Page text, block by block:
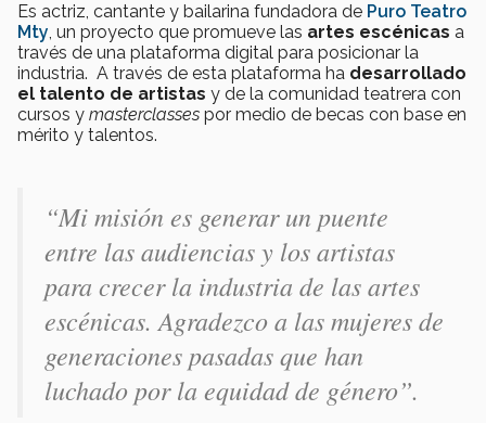
Es actriz, cantante y bailarina fundadora de Puro Teatro
Mty, un proyecto que promueve las artes escénicas a
través de una plataforma digital para posicionar la
industria. A través de esta plataforma ha desarrollado
el talento de artistas y de la comunidad teatrera con
cursos y masterclasses por medio de becas con base en
mérito y talentos.
“Mi misión es generar un puente
entre las audiencias y los artistas
para crecer la industria de las artes
escénicas. Agradezco a las mujeres de
generaciones pasadas que han
luchado por la equidad de género”.